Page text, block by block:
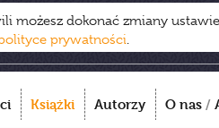
możesz dokonać zmiany
prywatności.
Książki Autorzy O nas /